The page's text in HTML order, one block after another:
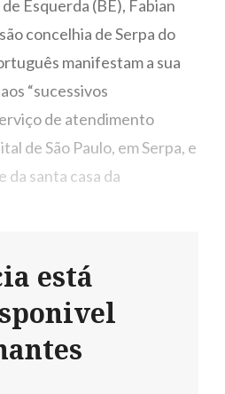
Esquerda (BE), Fabian
concelhia de Serpa do
manifestam a sua
“sucessivos
de atendimento
de São Paulo, em Serpa, e
da santa casa da
está